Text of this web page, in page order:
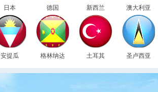
日本 德国 新西兰 澳大利亚
安提瓜 格林纳达 土耳其 圣卢西亚